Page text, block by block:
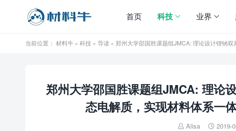
首页 科技 业界
当前位置： 材料牛 » 科技 » 导读 » 郑州大学邵国胜课题组JMCA: 理论设计锂钠
郑州大学邵国胜课题组JMCA: 理论
态电解质，实现材料体系一
 Alisa  2019-